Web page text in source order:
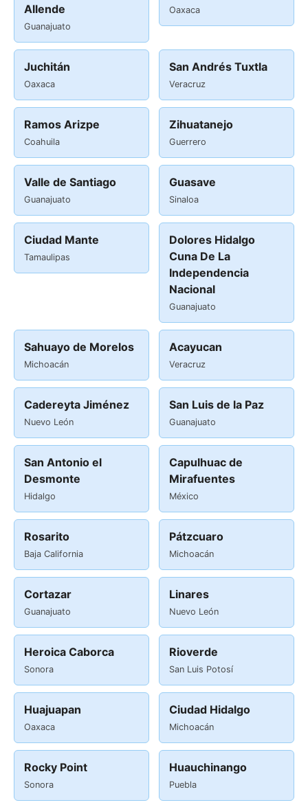
Allende
Guanajuato
Oaxaca
Juchitán
Oaxaca
San Andrés Tuxtla
Veracruz
Ramos Arizpe
Coahuila
Zihuatanejo
Guerrero
Valle de Santiago
Guanajuato
Guasave
Sinaloa
Ciudad Mante
Tamaulipas
Dolores Hidalgo
Cuna De La
Independencia
Nacional
Guanajuato
Sahuayo de Morelos
Michoacán
Acayucan
Veracruz
Cadereyta Jiménez
Nuevo León
San Luis de la Paz
Guanajuato
San Antonio el
Desmonte
Hidalgo
Capulhuac de
Mirafuentes
México
Rosarito
Baja California
Pátzcuaro
Michoacán
Cortazar
Guanajuato
Linares
Nuevo León
Heroica Caborca
Sonora
Rioverde
San Luis Potosí
Huajuapan
Oaxaca
Ciudad Hidalgo
Michoacán
Rocky Point
Sonora
Huauchinango
Puebla